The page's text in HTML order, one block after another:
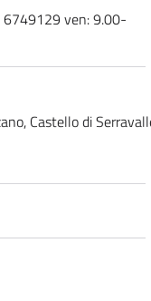
ven: 9.00-
Castello di